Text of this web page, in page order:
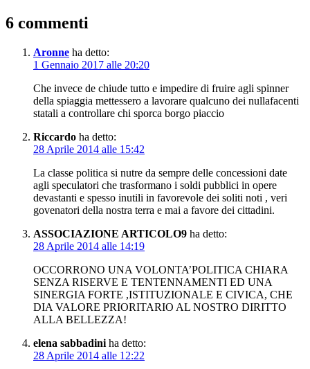
6 commenti
Aronne ha detto:
1 Gennaio 2017 alle 20:20
Che invece de chiude tutto e impedire di fruire agli spinner
della spiaggia mettessero a lavorare qualcuno dei nullafacenti
statali a controllare chi sporca borgo piaccio
Riccardo ha detto:
28 Aprile 2014 alle 15:42
La classe politica si nutre da sempre delle concessioni date
agli speculatori che trasformano i soldi pubblici in opere
devastanti e spesso inutili in favorevole dei soliti noti , veri
govenatori della nostra terra e mai a favore dei cittadini.
ASSOCIAZIONE ARTICOLO9 ha detto:
28 Aprile 2014 alle 14:19
OCCORRONO UNA VOLONTA’POLITICA CHIARA
SENZA RISERVE E TENTENNAMENTI ED UNA
SINERGIA FORTE ,ISTITUZIONALE E CIVICA, CHE
DIA VALORE PRIORITARIO AL NOSTRO DIRITTO
ALLA BELLEZZA!
elena sabbadini ha detto:
28 Aprile 2014 alle 12:22